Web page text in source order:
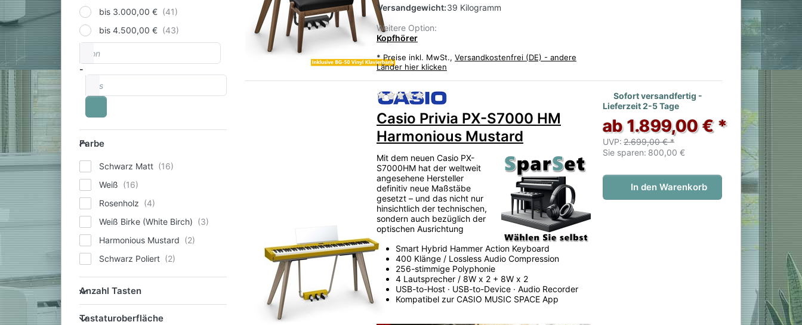
bis 3.000,00 €
bis 4.500,00 €
Preisspanne
-
Farbe
Farbe
Schwarz Matt
Weiß
Rosenholz
Weiß Birke (White Birch)
Harmonious Mustard
Schwarz Poliert
Anzahl Tasten
Anzahl Tasten
Tastaturoberfläche
Tastaturoberfläche
Versandgewicht:39 Kilogramm
Weitere Option:
Kopfhörer
* Preise inkl. MwSt., Versandkostenfrei (DE) - andere
Länder hier klicken
Zu diesem Produkt liegen noch keine Bewertungen vor.
Casio Privia PX-S7000 HM
Harmonious Mustard
Mit dem neuen Casio PX-
S7000HM hat der weltweit
angesehene Hersteller
definitiv neue Maßstäbe
gesetzt – und das nicht nur
hinsichtlich der technischen,
sondern auch bezüglich der
optischen Ausrichtung
Smart Hybrid Hammer Action Keyboard
400 Klänge / Lossless Audio Compression
256-stimmige Polyphonie
4 Lautsprecher / 8W x 2 + 8W x 2
USB-to-Host · USB-to-Device · Audio Recorder
Kompatibel zur CASIO MUSIC SPACE App
Sofort versandfertig -
Lieferzeit 2-5 Tage
ab 1.899,00 € *
UVP: 2.699,00 € *
Sie sparen: 800,00 €
In den Warenkorb